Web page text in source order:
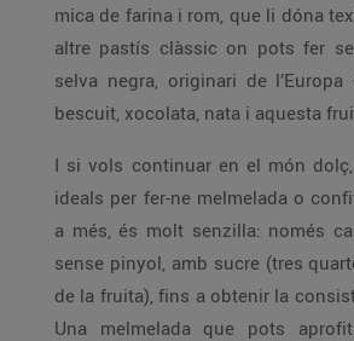
mica de farina i rom, que li dóna
altre pastís clàssic on pots fer
selva negra, originari de
bescuit, xocolata, nata i aquesta
I si vols continuar en el món
ideals per fer-ne melmelada o
a més, és molt senzilla: només
sense pinyol, amb sucre (tres
de la fruita), fins a obtenir la
Una melmelada que pots